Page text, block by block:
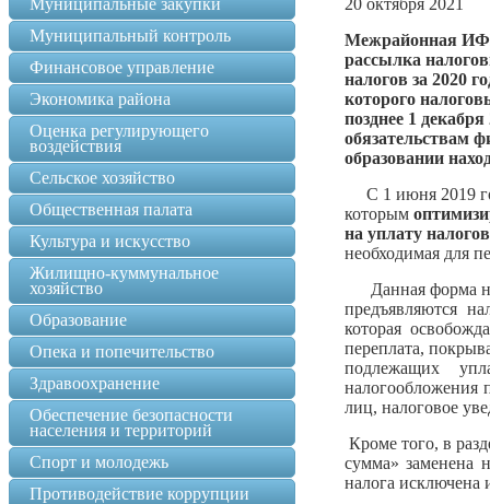
20 октября 2021
Межрайонная
рассылка
налогов за 2020
которого
позднее 1
обязательствам
образовании
С 1 июня 2019
которым
на уплату
необходимая для
Данная форма не
предъявляются
которая
переплата,
подлежащих
налогообложения
лиц, налоговое
Кроме того, в
сумма» заменена
налога исключена
Муниципальные закупки
Муниципальный контроль
Финансовое управление
Экономика района
Оценка регулирующего
воздействия
Сельское хозяйство
Общественная палата
Культура и искусство
Жилищно-куммунальное
хозяйство
Образование
Опека и попечительство
Здравоохранение
Обеспечение безопасности
населения и территорий
Спорт и молодежь
Противодействие коррупции